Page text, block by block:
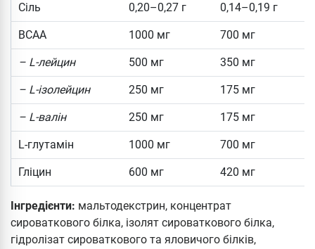
Сіль 0,20–0,27 г 0,14–0,19 г
BCAA 1000 мг 700 мг
– L-лейцин 500 мг 350 мг
– L-ізолейцин 250 мг 175 мг
– L-валін 250 мг 175 мг
L-глутамін 1000 мг 700 мг
Гліцин 600 мг 420 мг
Інгредієнти: мальтодекстрин, концентрат
сироваткового білка, ізолят сироваткового білка,
гідролізат сироваткового та яловичого білків,